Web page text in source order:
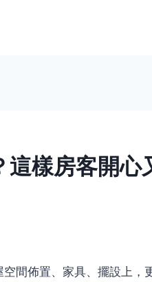
這樣房客開心
間佈置、家具、擺設上，